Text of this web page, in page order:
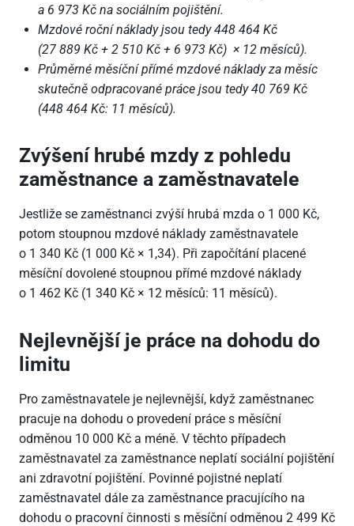
a 6 973 Kč na sociálním pojištění.
Mzdové roční náklady jsou tedy 448 464 Kč
(27 889 Kč + 2 510 Kč + 6 973 Kč) × 12 měsíců).
Průměrné měsíční přímé mzdové náklady za měsíc
skutečně odpracované práce jsou tedy 40 769 Kč
(448 464 Kč: 11 měsíců).
Zvýšení hrubé mzdy z pohledu
zaměstnance a zaměstnavatele
Jestliže se zaměstnanci zvýší hrubá mzda o 1 000 Kč,
potom stoupnou mzdové náklady zaměstnavatele
o 1 340 Kč (1 000 Kč × 1,34). Při započítání placené
měsíční dovolené stoupnou přímé mzdové náklady
o 1 462 Kč (1 340 Kč × 12 měsíců: 11 měsíců).
Nejlevnější je práce na dohodu do
limitu
Pro zaměstnavatele je nejlevnější, když zaměstnanec
pracuje na dohodu o provedení práce s měsíční
odměnou 10 000 Kč a méně. V těchto případech
zaměstnavatel za zaměstnance neplatí sociální pojištění
ani zdravotní pojištění. Povinné pojistné neplatí
zaměstnavatel dále za zaměstnance pracujícího na
dohodu o pracovní činnosti s měsíční odměnou 2 499 Kč